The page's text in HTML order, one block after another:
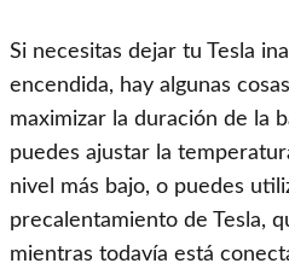
Si necesitas dejar tu Tesla
encendida, hay algunas
maximizar la duración de la
puedes ajustar la
nivel más bajo, o puedes
precalentamiento de Tesla,
mientras todavía está